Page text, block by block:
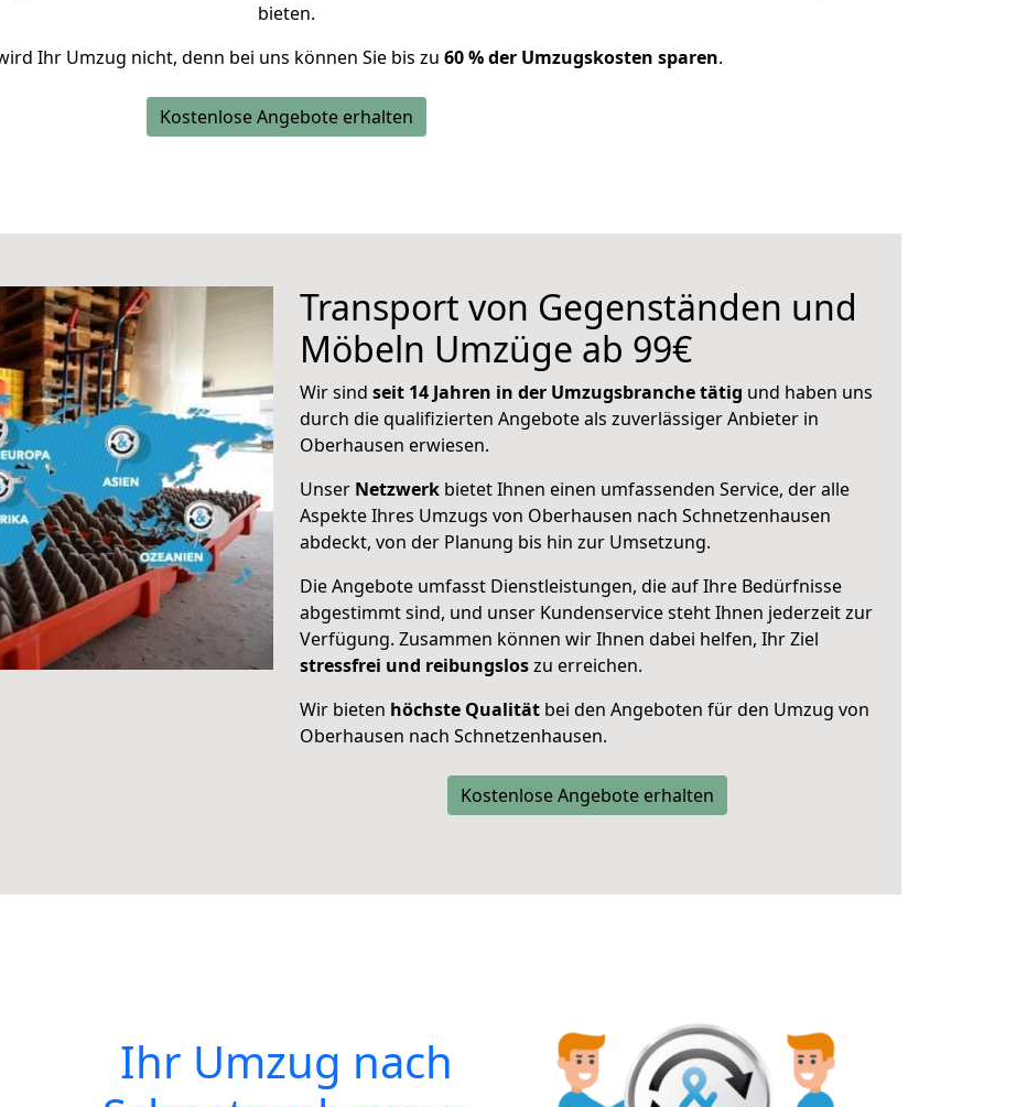
bieten.
Ihr Umzug nicht, denn bei uns können Sie bis zu 60 % der Umzugskosten sparen.
Kostenlose Angebote erhalten
Transport von Gegenständen und
Möbeln Umzüge ab 99€
Wir sind seit 14 Jahren in der Umzugsbranche tätig und haben uns
durch die qualifizierten Angebote als zuverlässiger Anbieter in
Oberhausen erwiesen.
Unser Netzwerk bietet Ihnen einen umfassenden Service, der alle
Aspekte Ihres Umzugs von Oberhausen nach Schnetzenhausen
abdeckt, von der Planung bis hin zur Umsetzung.
Die Angebote umfasst Dienstleistungen, die auf Ihre Bedürfnisse
abgestimmt sind, und unser Kundenservice steht Ihnen jederzeit zur
Verfügung. Zusammen können wir Ihnen dabei helfen, Ihr Ziel
stressfrei und reibungsloszu erreichen.
Wir bieten höchste Qualität bei den Angeboten für den Umzug von
Oberhausen nach Schnetzenhausen.
Kostenlose Angebote erhalten
Ihr Umzug nach